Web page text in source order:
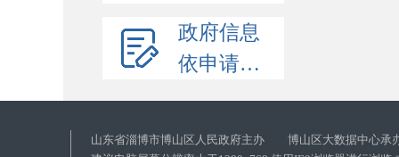
政府信息
依申请公开
山东省淄博市博山区人民政府主办 博山区大数据中心承